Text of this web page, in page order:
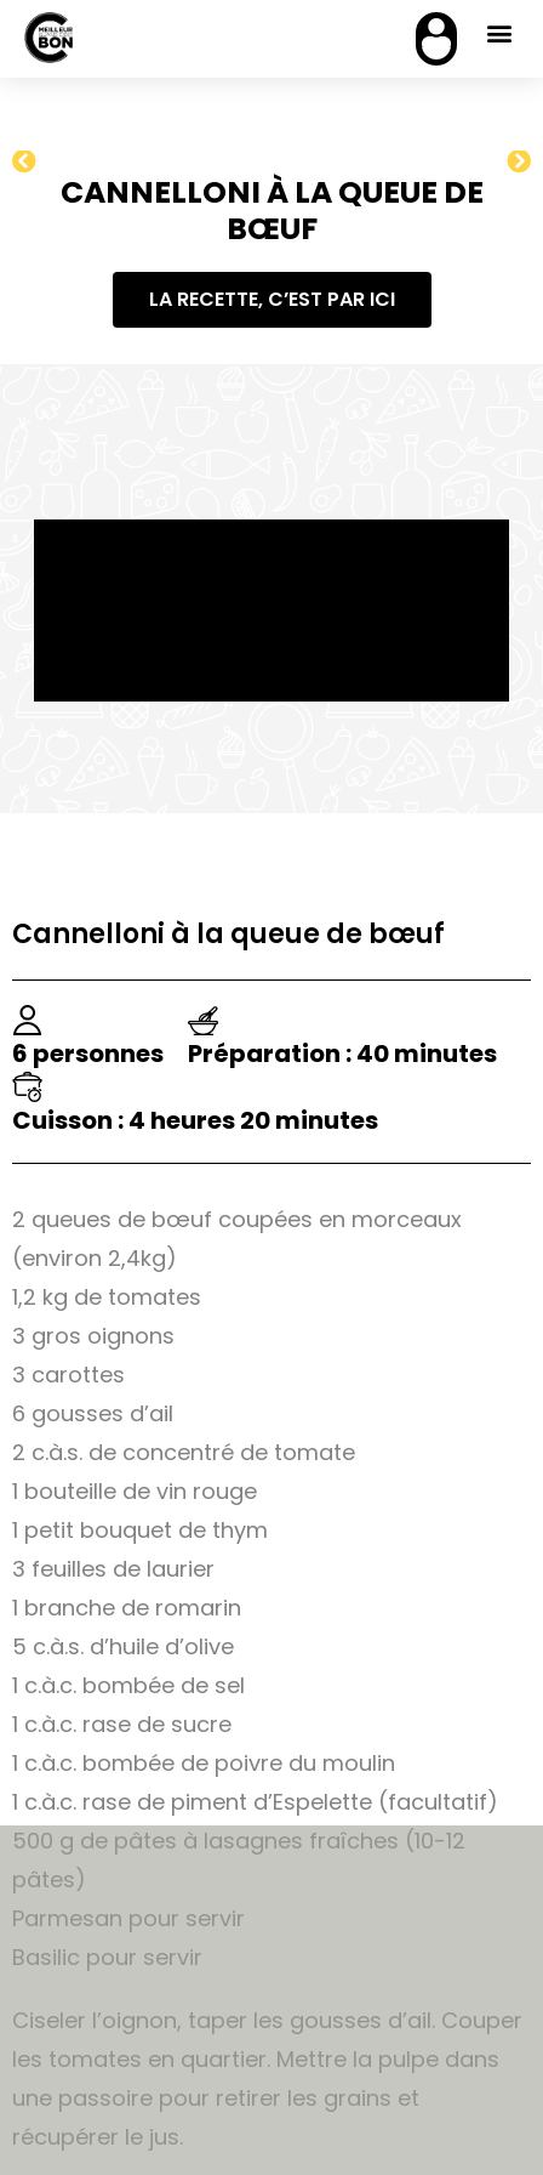
CANNELLONI À LA QUEUE DE
BŒUF
LA RECETTE, C’EST PAR ICI
Cannelloni à la queue de bœuf
6 personnes
Préparation : 40 minutes
Cuisson : 4 heures 20 minutes
2 queues de bœuf coupées en morceaux
(environ 2,4kg)
1,2 kg de tomates
3 gros oignons
3 carottes
6 gousses d’ail
2 c.à.s. de concentré de tomate
1 bouteille de vin rouge
1 petit bouquet de thym
3 feuilles de laurier
1 branche de romarin
5 c.à.s. d’huile d’olive
1 c.à.c. bombée de sel
1 c.à.c. rase de sucre
1 c.à.c. bombée de poivre du moulin
1 c.à.c. rase de piment d’Espelette (facultatif)
500 g de pâtes à lasagnes fraîches (10-12
pâtes)
Parmesan pour servir
Basilic pour servir
Ciseler l’oignon, taper les gousses d’ail. Couper
les tomates en quartier. Mettre la pulpe dans
une passoire pour retirer les grains et
récupérer le jus.